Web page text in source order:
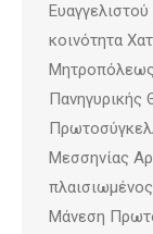
κοινότητα
Μητροπόλεως
Πανηγυρικής
Μεσσηνίας
Μάνεση